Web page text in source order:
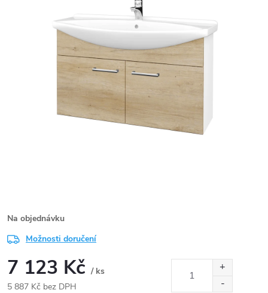
Na objednávku
Možnosti doručení
7 123 Kč / ks
5 887 Kč bez DPH